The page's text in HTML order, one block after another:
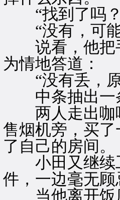
“找到了吗
“没有，可能
说看，他把手
为情地答道：
“没有丢，原
中条抽出一
两人走出咖啡
售烟机旁，买
了自己的房间。
小田又继续工
件，一边毫无顾
当他离开饭